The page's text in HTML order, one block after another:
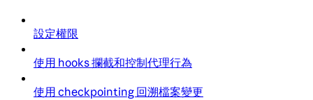
設定權限
使用 hooks 攔截和控制代理行為
使用 checkpointing 回溯檔案變更